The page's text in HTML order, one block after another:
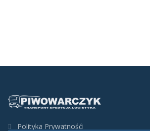
Polityka Prywatnośći